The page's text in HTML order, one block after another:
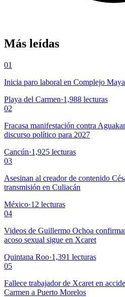
Más leídas
01
Inicia paro laboral en Complejo
Playa del Carmen·1,988 lecturas
02
Fracasa manifestación contra
discurso político para 2027
Cancún·1,925 lecturas
03
Asesinan al creador de contenido
transmisión en Culiacán
México·12 lecturas
04
Videos de Guillermo Ochoa
acoso sexual sigue en Xcaret
Quintana Roo·1,391 lecturas
05
Fallece trabajador de Xcaret en
Carmen a Puerto Morelos